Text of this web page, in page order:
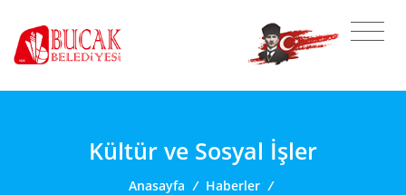
Kültür ve Sosyal İşler
Anasayfa / Haberler /